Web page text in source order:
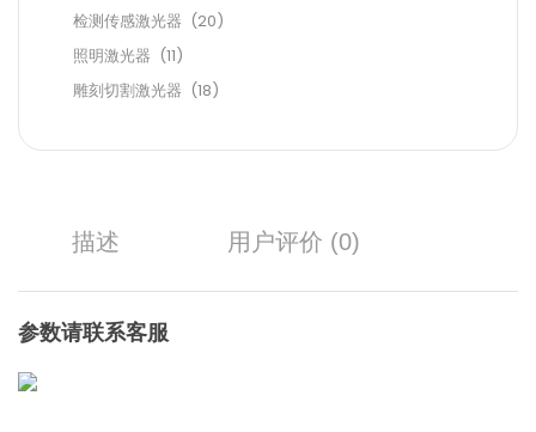
检测传感激光器 (20)
照明激光器 (11)
雕刻切割激光器 (18)
描述 用户评价 (0)
参数请联系客服